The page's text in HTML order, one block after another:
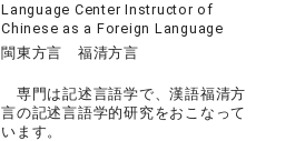
Language Center Instructor of
Chinese as a Foreign Language
閩東方言 福清方言
専門は記述言語学で、漢語福清方
言の記述言語学的研究をおこなって
います。